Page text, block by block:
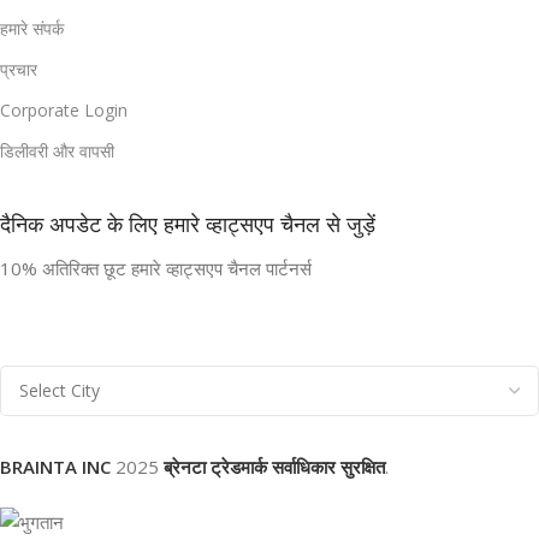
हमारे संपर्क
प्रचार
Corporate Login
डिलीवरी और वापसी
दैनिक अपडेट के लिए हमारे व्हाट्सएप चैनल से जुड़ें
10% अतिरिक्त छूट हमारे व्हाट्सएप चैनल पार्टनर्स
BRAINTA INC 2025ब्रेनटा ट्रेडमार्क सर्वाधिकार सुरक्षित.